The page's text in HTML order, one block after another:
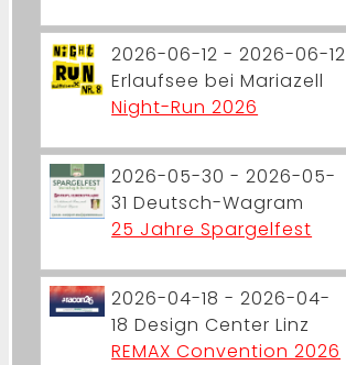
2026-06-12 - 2026-06-12
Erlaufsee bei Mariazell
Night-Run 2026
2026-05-30 - 2026-05-
31 Deutsch-Wagram
25 Jahre Spargelfest
2026-04-18 - 2026-04-
18 Design Center Linz
REMAX Convention 2026